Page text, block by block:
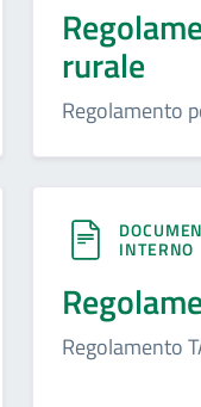
rurale
Regolamento
INTERNO
Regolamento